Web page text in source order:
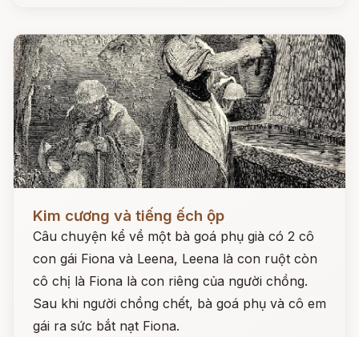
Kim cương và tiếng ếch ộp
Câu chuyện kể về một bà goá phụ già có 2 cô
con gái Fiona và Leena, Leena là con ruột còn
cô chị là Fiona là con riêng của người chồng.
Sau khi người chồng chết, bà goá phụ và cô em
gái ra sức bắt nạt Fiona.